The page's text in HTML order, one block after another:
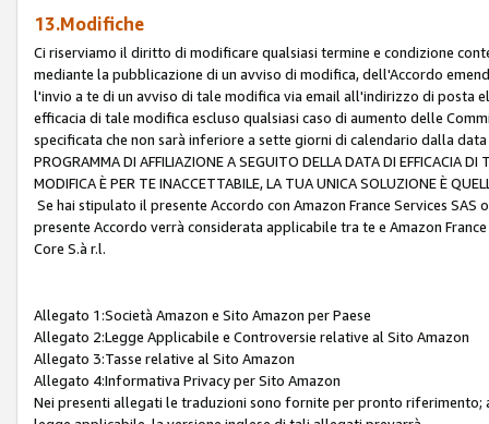
13.Modifiche
Ci riserviamo il diritto di modificare qualsiasi termine e condizione
mediante la pubblicazione di un avviso di modifica, dell'Accordo
l'invio a te di un avviso di tale modifica via email all'indirizzo di
efficacia di tale modifica escluso qualsiasi caso di aumento delle
specificata che non sarà inferiore a sette giorni di calendario dalla data
PROGRAMMA DI AFFILIAZIONE A SEGUITO DELLA DATA DI EFFICACIA
MODIFICA È PER TE INACCETTABILE, LA TUA UNICA SOLUZIONE È
Se hai stipulato il presente Accordo con Amazon France Services
presente Accordo verrà considerata applicabile tra te e Amazon
Core S.à r.l.
Allegato 1:Società Amazon e Sito Amazon per Paese
Allegato 2:Legge Applicabile e Controversie relative al Sito Amazon
Allegato 3:Tasse relative al Sito Amazon
Allegato 4:Informativa Privacy per Sito Amazon
Nei presenti allegati le traduzioni sono fornite per pronto riferimento;